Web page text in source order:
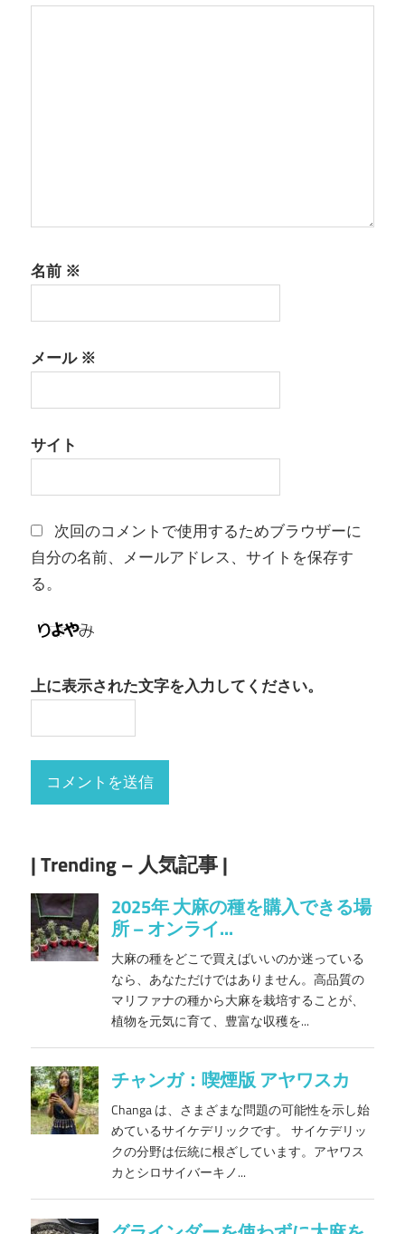
名前 ※
メール※
サイト
次回のコメントで使用するためブラウザーに
自分の名前、メールアドレス、サイトを保存す
る。
上に表示された文字を入力してください。
| Trending – 人気記事 |